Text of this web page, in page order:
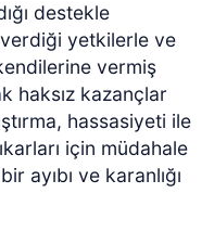
destekle
yetkilerle ve
vermiş
haksız kazançlar
hassasiyeti ile
için müdahale
ayıbı ve karanlığı